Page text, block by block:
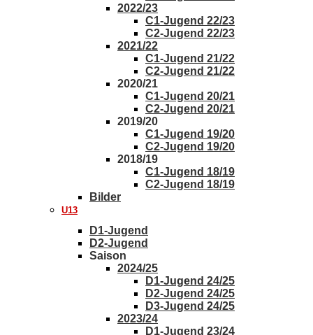
2022/23
C1-Jugend 22/23
C2-Jugend 22/23
2021/22
C1-Jugend 21/22
C2-Jugend 21/22
2020/21
C1-Jugend 20/21
C2-Jugend 20/21
2019/20
C1-Jugend 19/20
C2-Jugend 19/20
2018/19
C1-Jugend 18/19
C2-Jugend 18/19
Bilder
U13
D1-Jugend
D2-Jugend
Saison
2024/25
D1-Jugend 24/25
D2-Jugend 24/25
D3-Jugend 24/25
2023/24
D1-Jugend 23/24